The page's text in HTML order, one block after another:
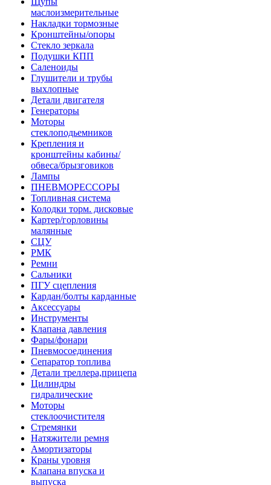
маслоизмерительные
Накладки тормозные
Кронштейны/опоры
Стекло зеркала
Подушки КПП
Саленоиды
Глушители и трубы
выхлопные
Детали двигателя
Генераторы
Моторы
стеклоподьемников
Крепления и
кронштейны кабины/
обвеса/брызговиков
Лампы
ПНЕВМОРЕССОРЫ
Топливная система
Колодки торм. дисковые
Картер/горловины
малянные
СЦУ
РМК
Ремни
Сальники
ПГУ сцепления
Кардан/болты карданные
Аксессуары
Инструменты
Клапана давления
Фары/фонари
Пневмосоединения
Сепаратор топлива
Детали треллера,прицепа
Цилиндры
гидралические
Моторы
стеклоочистителя
Стремянки
Натяжители ремня
Амортизаторы
Краны уровня
Клапана впуска и
выпуска